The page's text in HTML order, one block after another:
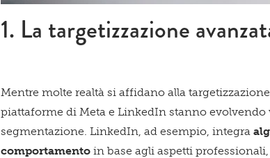
1. La targetizzazione
Mentre molte realtà si affidano alla
piattaforme di Meta e LinkedIn stanno
segmentazione. LinkedIn, ad esempio, integra
comportamento in base agli aspetti